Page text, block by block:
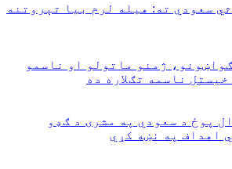
سعودي ته: هیله لرم بیا تېروتنه
ژمنو ماتولو او ناسمو
ناسمه تګلاره ده
پوځ د سعودي په مشرۍ د ګډو
اهداف په نښه کړي